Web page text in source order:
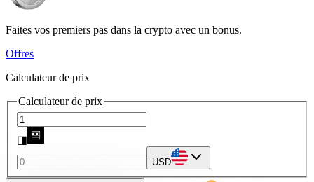
Faites vos premiers pas dans la crypto avec un bonus.
Offres
Calculateur de prix
Calculateur de prix
◨
USD